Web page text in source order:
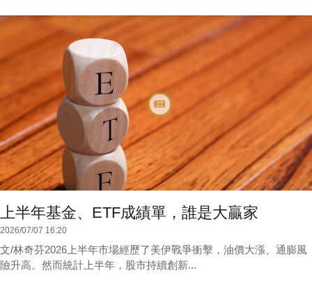
上半年基金、ETF成績單，誰是大贏家
2026/07/07 16:20
文/林奇芬2026上半年市場經歷了美伊戰爭衝擊，油價大漲、通膨風
險升高。然而統計上半年，股市持續創新...